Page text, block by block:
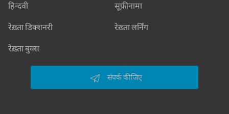
हिन्दवी सूफ़ीनामा
रेख़्ता डिक्शनरी रेख़्ता लर्निंग
रेख़्ता बुक्स
संपर्क कीजिए